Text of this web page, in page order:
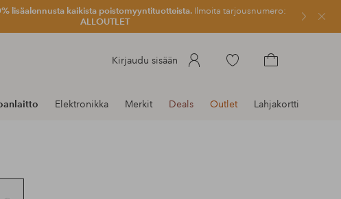
lisäalennusta kaikista poistomyyntituotteista.Ilmoita tarjousnumero:
ALLOUTLET
Sulje
Kirjaudu sisään
Siirry
Elektronikka Merkit Deals Outlet Lahjakortti